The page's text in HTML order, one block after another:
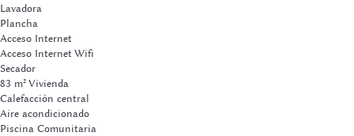
Lavadora
Plancha
Acceso Internet
Acceso Internet Wifi
Secador
83 m² Vivienda
Calefacción central
Aire acondicionado
Piscina Comunitaria